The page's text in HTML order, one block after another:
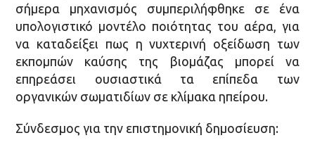
σήμερα μηχανισμός συμπεριλήφθηκε σε ένα
υπολογιστικό μοντέλο ποιότητας του αέρα, για
να καταδείξει πως η νυχτερινή οξείδωση των
εκπομπών καύσης της βιομάζας μπορεί να
επηρεάσει ουσιαστικά τα επίπεδα των
οργανικών σωματιδίων σε κλίμακα ηπείρου.
Σύνδεσμος για την επιστημονική δημοσίευση: